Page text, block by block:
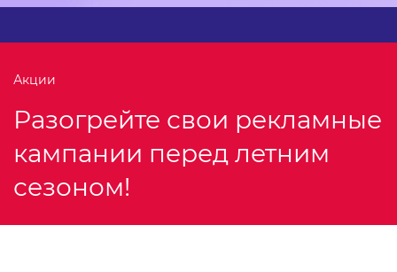
Акции
Разогрейте свои рекламные
кампании перед летним
сезоном!